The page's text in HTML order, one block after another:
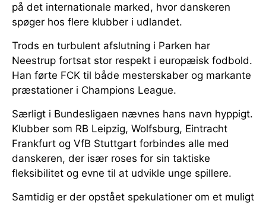
på det internationale marked, hvor danskeren
spøger hos flere klubber i udlandet.
Trods en turbulent afslutning i Parken har
Neestrup fortsat stor respekt i europæisk fodbold.
Han førte FCK til både mesterskaber og markante
præstationer i Champions League.
Særligt i Bundesligaen nævnes hans navn hyppigt.
Klubber som RB Leipzig, Wolfsburg, Eintracht
Frankfurt og VfB Stuttgart forbindes alle med
danskeren, der især roses for sin taktiske
fleksibilitet og evne til at udvikle unge spillere.
Samtidig er der opstået spekulationer om et muligt